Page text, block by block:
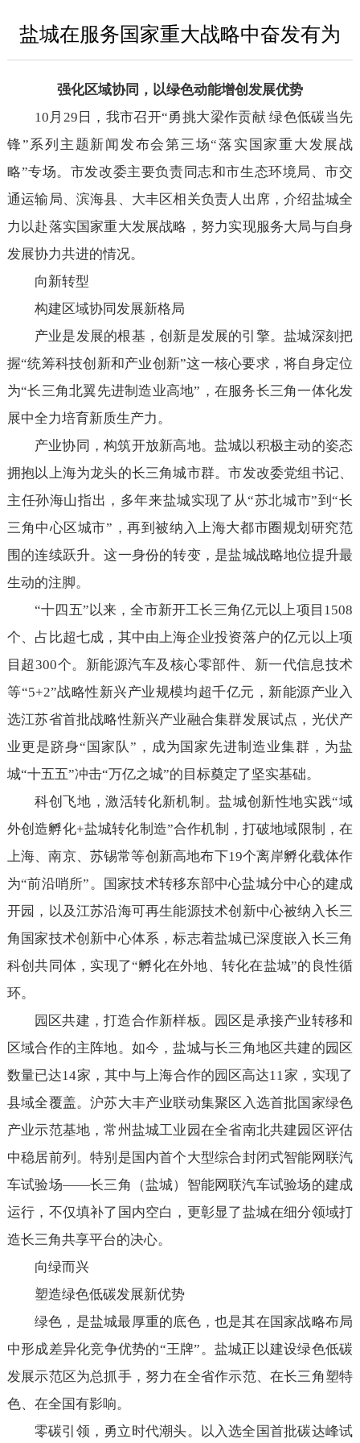
盐城在服务国家重大战略中奋发有为
强化区域协同，以绿色动能增创发展优势
10月29日，我市召开“勇挑大梁作贡献 绿色低碳当先
锋”系列主题新闻发布会第三场“落实国家重大发展战
略”专场。市发改委主要负责同志和市生态环境局、市交
通运输局、滨海县、大丰区相关负责人出席，介绍盐城全
力以赴落实国家重大发展战略，努力实现服务大局与自身
发展协力共进的情况。
向新转型
构建区域协同发展新格局
产业是发展的根基，创新是发展的引擎。盐城深刻把
握“统筹科技创新和产业创新”这一核心要求，将自身定位
为“长三角北翼先进制造业高地”，在服务长三角一体化发
展中全力培育新质生产力。
产业协同，构筑开放新高地。盐城以积极主动的姿态
拥抱以上海为龙头的长三角城市群。市发改委党组书记、
主任孙海山指出，多年来盐城实现了从“苏北城市”到“长
三角中心区城市”，再到被纳入上海大都市圈规划研究范
围的连续跃升。这一身份的转变，是盐城战略地位提升最
生动的注脚。
“十四五”以来，全市新开工长三角亿元以上项目1508
个、占比超七成，其中由上海企业投资落户的亿元以上项
目超300个。新能源汽车及核心零部件、新一代信息技术
等“5+2”战略性新兴产业规模均超千亿元，新能源产业入
选江苏省首批战略性新兴产业融合集群发展试点，光伏产
业更是跻身“国家队”，成为国家先进制造业集群，为盐
城“十五五”冲击“万亿之城”的目标奠定了坚实基础。
科创飞地，激活转化新机制。盐城创新性地实践“域
外创造孵化+盐城转化制造”合作机制，打破地域限制，在
上海、南京、苏锡常等创新高地布下19个离岸孵化载体作
为“前沿哨所”。国家技术转移东部中心盐城分中心的建成
开园，以及江苏沿海可再生能源技术创新中心被纳入长三
角国家技术创新中心体系，标志着盐城已深度嵌入长三角
科创共同体，实现了“孵化在外地、转化在盐城”的良性循
环。
园区共建，打造合作新样板。园区是承接产业转移和
区域合作的主阵地。如今，盐城与长三角地区共建的园区
数量已达14家，其中与上海合作的园区高达11家，实现了
县域全覆盖。沪苏大丰产业联动集聚区入选首批国家绿色
产业示范基地，常州盐城工业园在全省南北共建园区评估
中稳居前列。特别是国内首个大型综合封闭式智能网联汽
车试验场——长三角（盐城）智能网联汽车试验场的建成
运行，不仅填补了国内空白，更彰显了盐城在细分领域打
造长三角共享平台的决心。
向绿而兴
塑造绿色低碳发展新优势
绿色，是盐城最厚重的底色，也是其在国家战略布局
中形成差异化竞争优势的“王牌”。盐城正以建设绿色低碳
发展示范区为总抓手，努力在全省作示范、在长三角塑特
色、在全国有影响。
零碳引领，勇立时代潮头。以入选全国首批碳达峰试